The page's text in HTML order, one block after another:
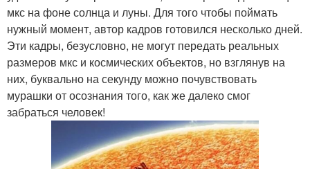
мкс на фоне солнца и луны. Для того чтобы поймать
нужный момент, автор кадров готовился несколько дней.
Эти кадры, безусловно, не могут передать реальных
размеров мкс и космических объектов, но взглянув на
них, буквально на секунду можно почувствовать
мурашки от осознания того, как же далеко смог
забраться человек!